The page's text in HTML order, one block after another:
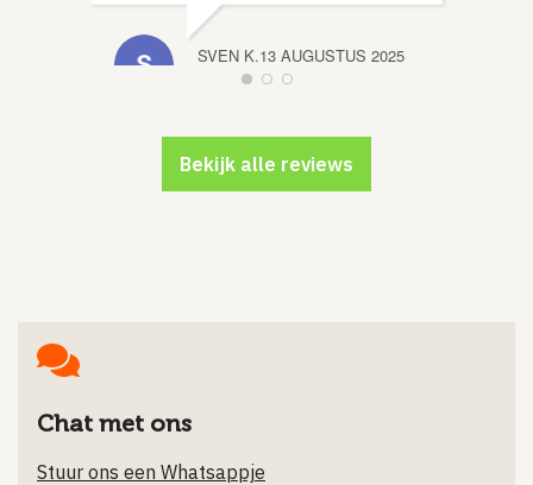
SVEN K.13 AUGUSTUS 2025
Bekijk alle reviews
Chat met ons
Stuur ons een Whatsappje